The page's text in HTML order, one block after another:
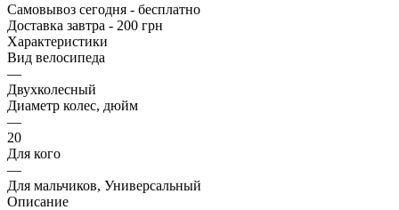
Самовывоз сегодня - бесплатно
Доставка завтра - 200 грн
Характеристики
Вид велосипеда
—
Двухколесный
Диаметр колес, дюйм
—
20
Для кого
—
Для мальчиков, Универсальный
Описание